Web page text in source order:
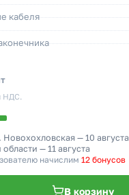
кабеля
НДС.
Новохохловская — 10 августа
— 11 августа
начислим 12 бонусов
В корзину